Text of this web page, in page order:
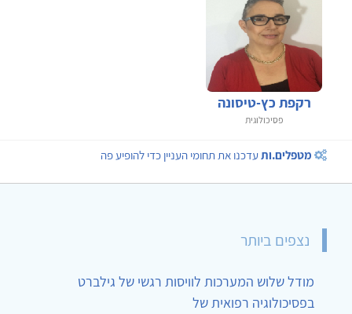
רקפת כץ-טיסונה
פסיכולוגית
מטפלים.ותעדכנו את תחומי העניין כדי להופיע פה
נצפים ביותר
מודל שלוש המערכות לוויסות רגשי של גילברט
בפסיכולוגיה רפואית של